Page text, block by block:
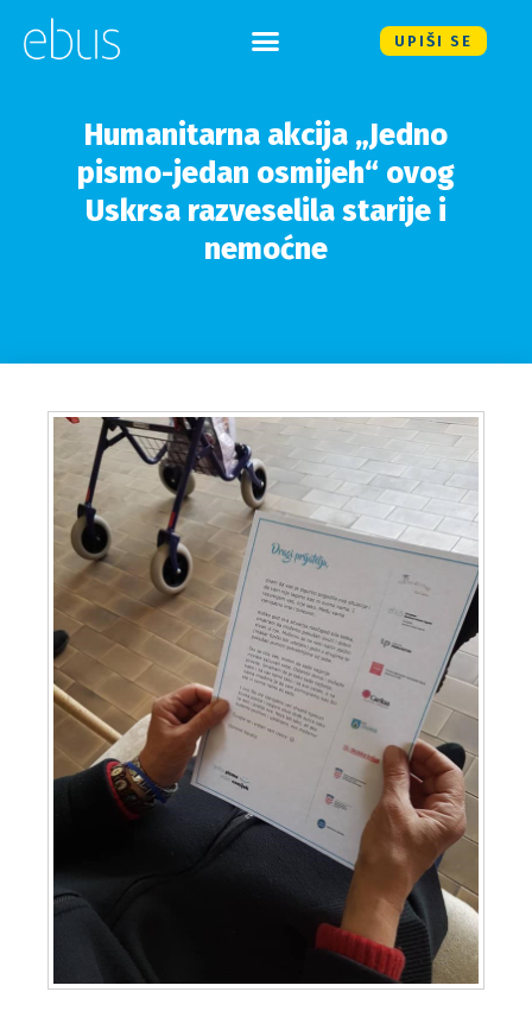
UPIŠI SE
Humanitarna akcija „Jedno
pismo-jedan osmijeh“ ovog
Uskrsa razveselila starije i
nemoćne